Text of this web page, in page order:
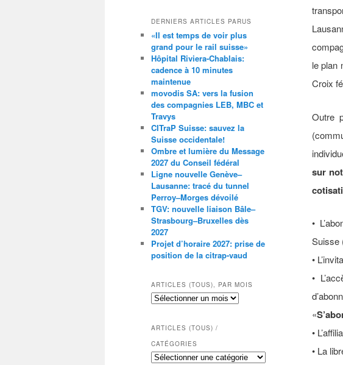
le plan
Croix
Outre
sur
•
Suisse
•
•
«
•
• La
DERNIERS ARTICLES PARUS
«Il est temps de voir plus
grand pour le rail suisse»
Hôpital Riviera-Chablais:
cadence à 10 minutes
maintenue
movodis SA: vers la fusion
des compagnies LEB, MBC et
Travys
CITraP Suisse: sauvez la
Suisse occidentale!
Ombre et lumière du Message
2027 du Conseil fédéral
Ligne nouvelle Genève–
Lausanne: tracé du tunnel
Perroy–Morges dévoilé
TGV: nouvelle liaison Bâle–
Strasbourg–Bruxelles dès
2027
Projet d’horaire 2027: prise de
position de la citrap-vaud
ARTICLES (TOUS), PAR MOIS
Articles
(tous),
mois
ARTICLES (TOUS) /
CATÉGORIES
Articles